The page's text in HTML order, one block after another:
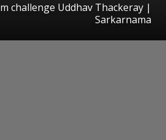
challenge Uddhav Thackeray |
Sarkarnama